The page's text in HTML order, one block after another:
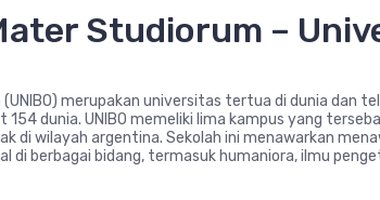
Studiorum –
merupakan universitas tertua di dunia dan
154 dunia. UNIBO memeliki lima kampus yang
di wilayah argentina. Sekolah ini menawarkan
di berbagai bidang, termasuk humaniora, ilmu